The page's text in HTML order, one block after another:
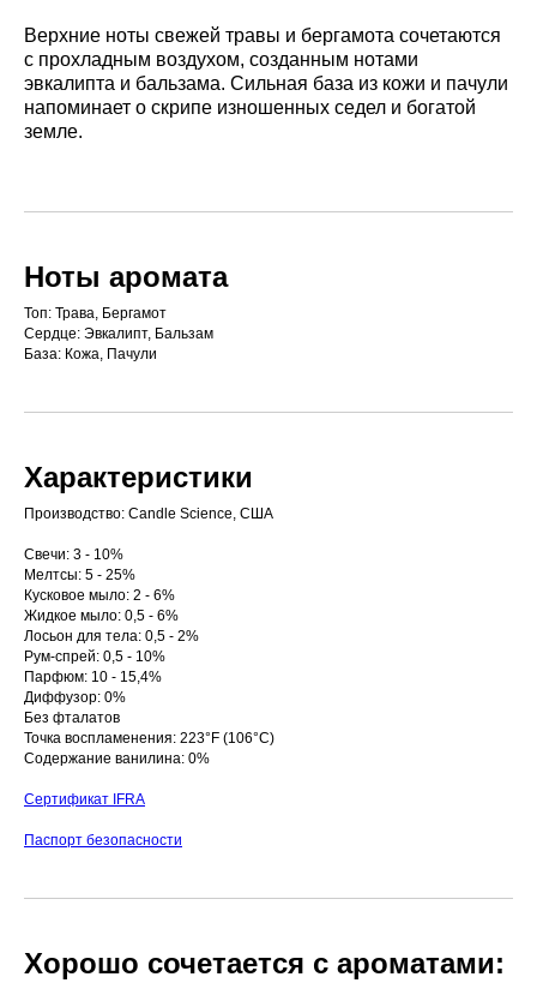
Верхние ноты свежей травы и бергамота сочетаются
с прохладным воздухом, созданным нотами
эвкалипта и бальзама. Сильная база из кожи и пачули
напоминает о скрипе изношенных седел и богатой
земле.
Ноты аромата
Топ: Трава, Бергамот
Сердце: Эвкалипт, Бальзам
База: Кожа, Пачули
Характеристики
Производство: Candle Science, США
Свечи: 3 - 10%
Мелтсы: 5 - 25%
Кусковое мыло: 2 - 6%
Жидкое мыло: 0,5 - 6%
Лосьон для тела: 0,5 - 2%
Рум-спрей: 0,5 - 10%
Парфюм: 10 - 15,4%
Диффузор: 0%
Без фталатов
Точка воспламенения: 223°F (106°C)
Содержание ванилина: 0%
Сертификат IFRA
Паспорт безопасности
Хорошо сочетается с ароматами: